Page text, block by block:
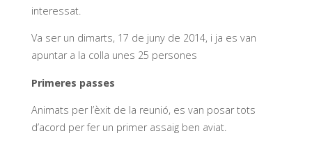
interessat.
Va ser un dimarts, 17 de juny de 2014, i ja es van
apuntar a la colla unes 25 persones
Primeres passes
Animats per l’èxit de la reunió, es van posar tots
d’acord per fer un primer assaig ben aviat.